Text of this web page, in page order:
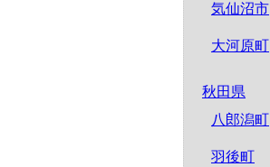
気仙沼市
大河原町
秋田県
八郎潟町
羽後町